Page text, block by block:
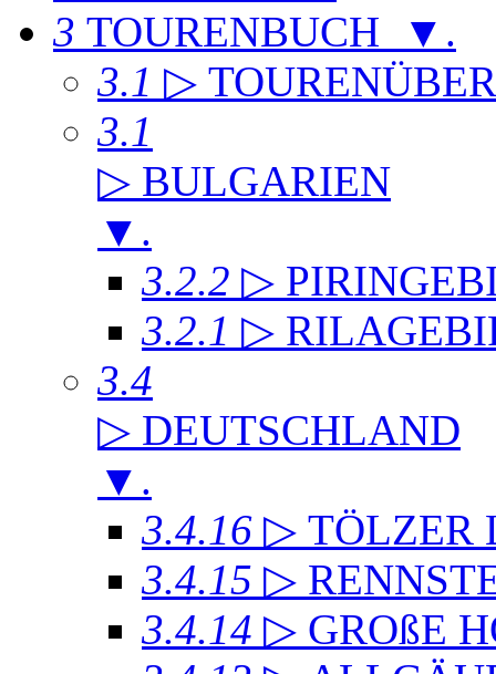
3 TOURENBUCH ▼ .
3.1 ▷
3.1
▷ BULGARIEN
▼ .
3.2.2 ▷
3.2.1 ▷
3.4
▷ DEUTSCHLAND
▼ .
3.4.16 ▷ TÖLZER
3.4.15 ▷
3.4.14 ▷ GROßE